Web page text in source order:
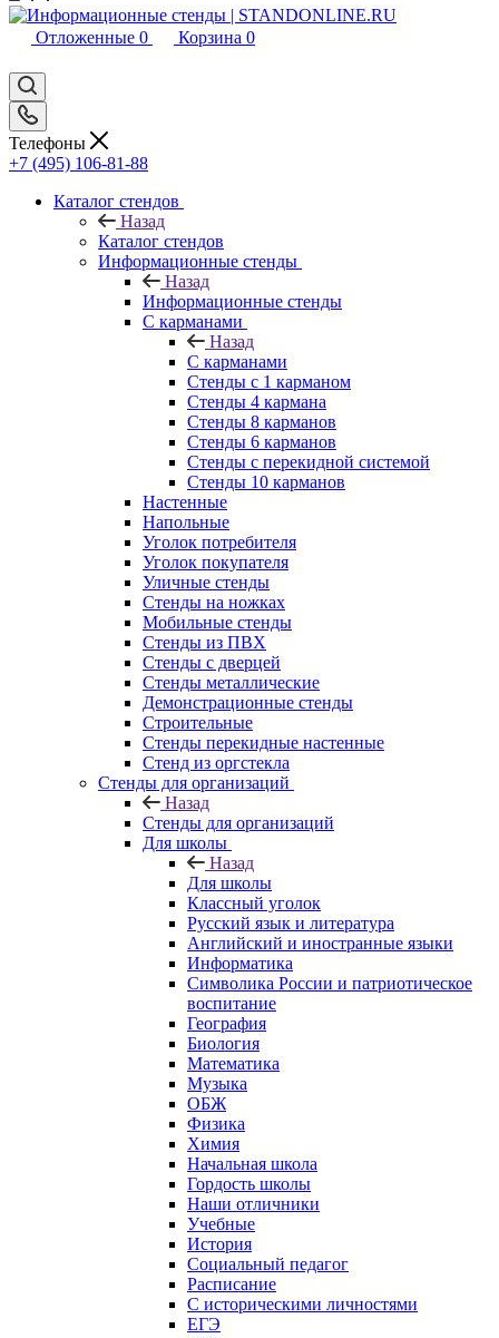
Отложенные 0 Корзина 0
Телефоны
+7 (495) 106-81-88
Каталог стендов
Назад
Каталог стендов
Информационные стенды
Назад
Информационные стенды
С карманами
Назад
С карманами
Стенды с 1 карманом
Стенды 4 кармана
Стенды 8 карманов
Стенды 6 карманов
Стенды с перекидной системой
Стенды 10 карманов
Настенные
Напольные
Уголок потребителя
Уголок покупателя
Уличные стенды
Стенды на ножках
Мобильные стенды
Стенды из ПВХ
Стенды с дверцей
Стенды металлические
Демонстрационные стенды
Строительные
Стенды перекидные настенные
Стенд из оргстекла
Стенды для организаций
Назад
Стенды для организаций
Для школы
Назад
Для школы
Классный уголок
Русский язык и литература
Английский и иностранные языки
Информатика
Символика России и патриотическое
воспитание
География
Биология
Математика
Музыка
ОБЖ
Физика
Химия
Начальная школа
Гордость школы
Наши отличники
Учебные
История
Социальный педагог
Расписание
С историческими личностями
ЕГЭ